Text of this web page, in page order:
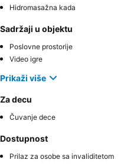
Hidromasažna kada
Sadržaji u objektu
Poslovne prostorije
Video igre
Prikaži više
Za decu
Čuvanje dece
Dostupnost
Prilaz za osobe sa invaliditetom